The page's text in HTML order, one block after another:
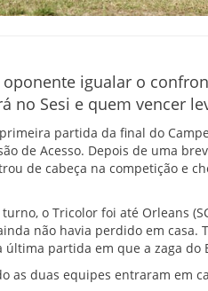
igualar o
no Sesi e quem vencer
partida da final do
de Acesso. Depois de uma
de cabeça na competição e
o Tricolor foi até Orleans
não havia perdido em casa.
última partida em que a zaga do
as duas equipes entraram em